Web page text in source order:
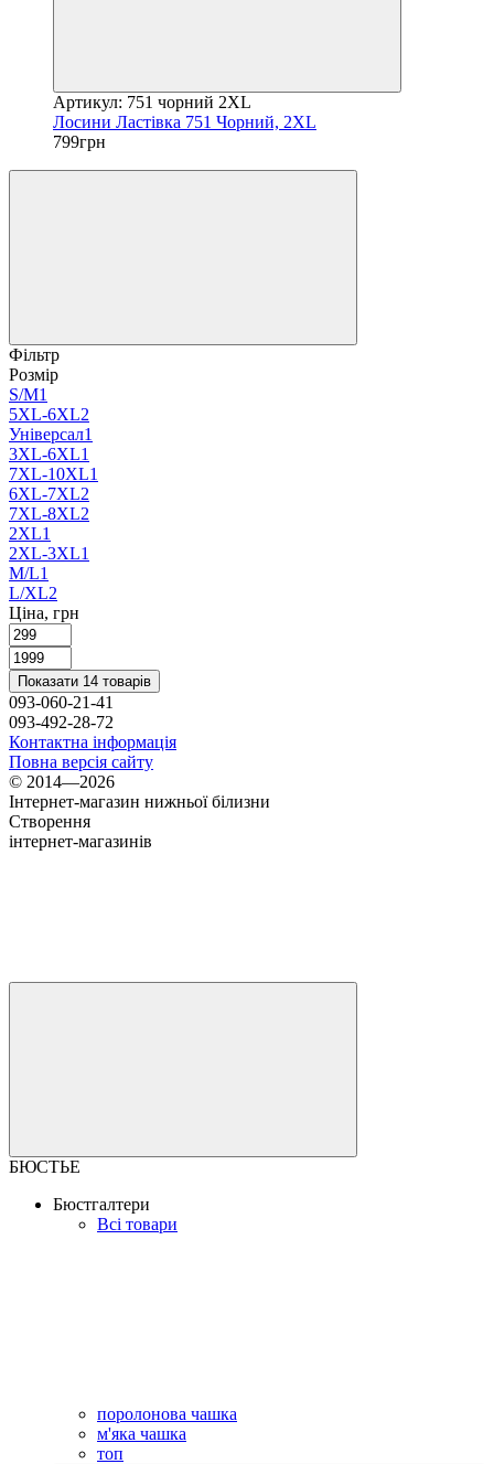
Артикул: 751 чорний 2XL
Лосини Ластівка 751 Чорний, 2XL
799грн
Фільтр
Розмір
S/M1
5XL-6XL2
Універсал1
3XL-6XL1
7XL-10XL1
6XL-7XL2
7XL-8XL2
2XL1
2XL-3XL1
М/L1
L/XL2
Ціна, грн
Показати 14 товарів
093-060-21-41
093-492-28-72
Контактна інформація
Повна версія сайту
© 2014—2026
Інтернет-магазин нижньої білизни
Створення
інтернет-магазинів
БЮСТЬЕ
Бюстгалтери
Всі товари
поролонова чашка
м'яка чашка
топ